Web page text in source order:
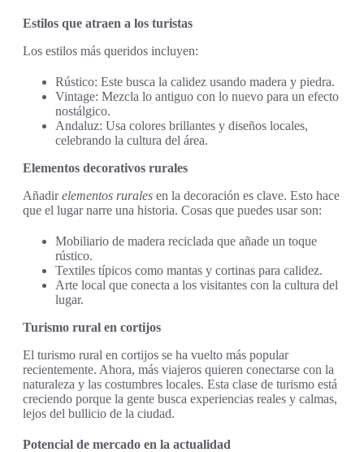
Estilos que atraen a los turistas
Los estilos más queridos incluyen:
Rústico: Este busca la calidez usando madera y piedra.
Vintage: Mezcla lo antiguo con lo nuevo para un efecto
nostálgico.
Andaluz: Usa colores brillantes y diseños locales,
celebrando la cultura del área.
Elementos decorativos rurales
Añadirelementos rurales en la decoración es clave. Esto hace
que el lugar narre una historia. Cosas que puedes usar son:
Mobiliario de madera reciclada que añade un toque
rústico.
Textiles típicos como mantas y cortinas para calidez.
Arte local que conecta a los visitantes con la cultura del
lugar.
Turismo rural en cortijos
El turismo rural en cortijos se ha vuelto más popular
recientemente. Ahora, más viajeros quieren conectarse con la
naturaleza y las costumbres locales. Esta clase de turismo está
creciendo porque la gente busca experiencias reales y calmas,
lejos del bullicio de la ciudad.
Potencial de mercado en la actualidad